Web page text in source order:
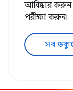
আবিষ্কার করুন
পরীক্ষা করুন৷
সব